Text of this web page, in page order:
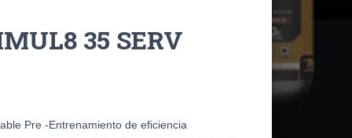
35 SERV
Pre -Entrenamiento de eficiencia